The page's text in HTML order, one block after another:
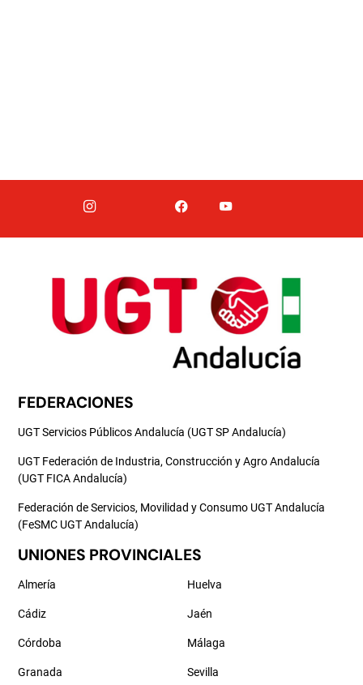
FEDERACIONES
UGT Servicios Públicos Andalucía (UGT SP Andalucía)
UGT Federación de Industria, Construcción y Agro Andalucía
(UGT FICA Andalucía)
Federación de Servicios, Movilidad y Consumo UGT Andalucía
(FeSMC UGT Andalucía)
UNIONES PROVINCIALES
Almería
Cádiz
Córdoba
Granada
Huelva
Jaén
Málaga
Sevilla